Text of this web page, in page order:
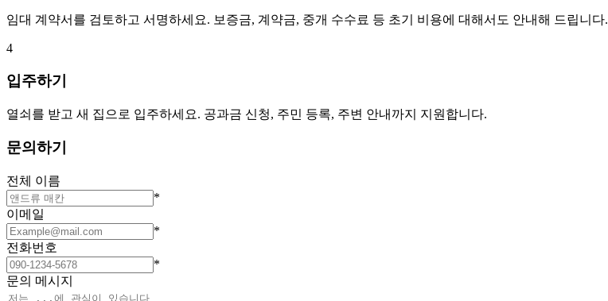
임대 계약서를 검토하고 서명하세요. 보증금, 계약금, 중개 수수료 등 초기 비용에 대해서도 안내해 드립니다.
4
입주하기
열쇠를 받고 새 집으로 입주하세요. 공과금 신청, 주민 등록, 주변 안내까지 지원합니다.
문의하기
전체 이름
*
이메일
*
전화번호
*
문의 메시지